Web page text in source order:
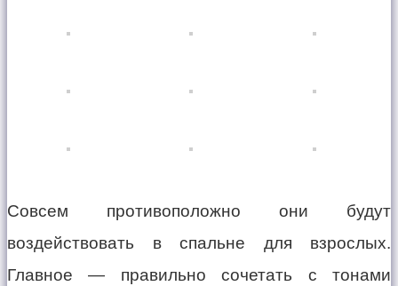
Совсем противоположно они будут
воздействовать в спальне для взрослых.
Главное — правильно сочетать с тонами